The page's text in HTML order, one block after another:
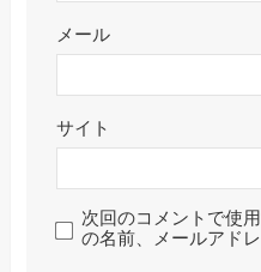
メール
サイト
次回のコメントで使
の名前、メールアド